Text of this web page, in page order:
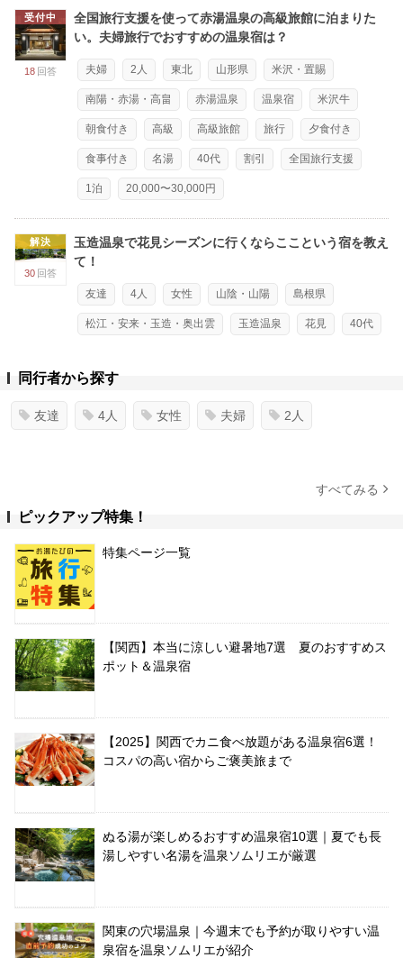
受付中
18 回答
全国旅行支援を使って赤湯温泉の高級旅館に泊まりた
い。夫婦旅行でおすすめの温泉宿は？
夫婦 2人 東北 山形県 米沢・置賜
南陽・赤湯・高畠 赤湯温泉 温泉宿 米沢牛
朝食付き 高級 高級旅館 旅行 夕食付き
食事付き 名湯 40代 割引 全国旅行支援
1泊 20,000〜30,000円
解決
30 回答
玉造温泉で花見シーズンに行くならここという宿を教え
て！
友達 4人 女性 山陰・山陽 島根県
松江・安来・玉造・奥出雲 玉造温泉 花見 40代
同行者から探す
友達 4人 女性 夫婦 2人
すべてみる
ピックアップ特集！
特集ページ一覧
【関西】本当に涼しい避暑地7選 夏のおすすめス
ポット＆温泉宿
【2025】関西でカニ食べ放題がある温泉宿6選！
コスパの高い宿からご褒美旅まで
ぬる湯が楽しめるおすすめ温泉宿10選｜夏でも長
湯しやすい名湯を温泉ソムリエが厳選
関東の穴場温泉｜今週末でも予約が取りやすい温
泉宿を温泉ソムリエが紹介